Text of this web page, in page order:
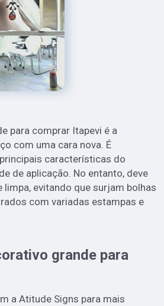
para comprar Itapevi é a
com uma cara nova. É
características do
de aplicação. No entanto, deve
evitando que surjam bolhas
com variadas estampas e
grande para
a Atitude Signs para mais